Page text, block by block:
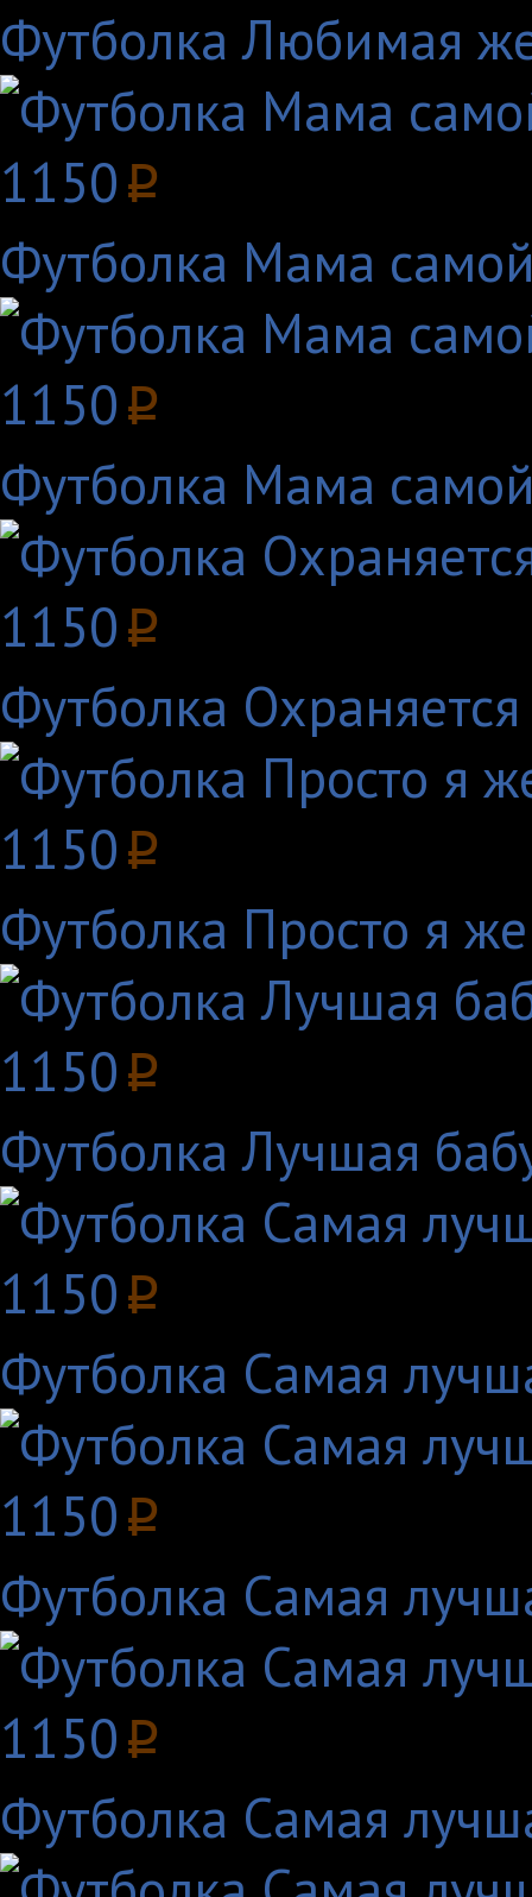
Футболка Любимая
1150p
Футболка Мама
1150p
Футболка Мама
1150p
Футболка
1150p
Футболка Просто я
1150p
Футболка Лучшая
1150p
Футболка Самая
1150p
Футболка Самая
1150p
Футболка Самая